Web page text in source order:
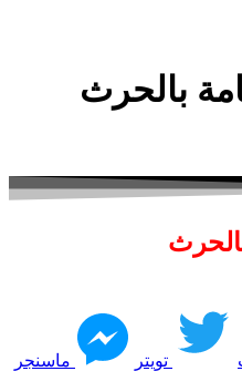
بالحرث
تويتر ماسنجر